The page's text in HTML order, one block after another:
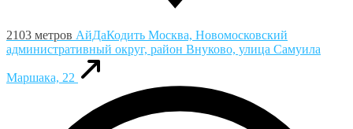
2103 метров АйДаКодить Москва, Новомосковский
административный округ, район Внуково, улица Самуила
Маршака, 22